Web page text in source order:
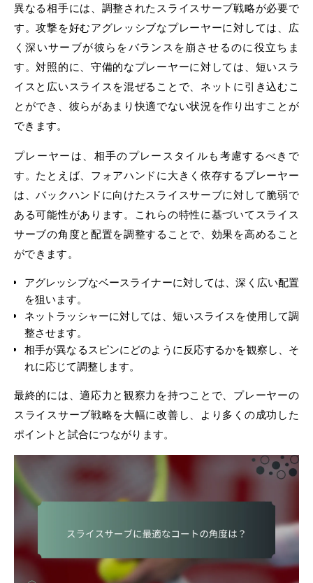
異なる相手には、調整されたスライスサーブ戦略が必要で
す。攻撃を好むアグレッシブなプレーヤーに対しては、広
く深いサーブが彼らをバランスを崩させるのに役立ちま
す。対照的に、守備的なプレーヤーに対しては、短いスラ
イスと広いスライスを混ぜることで、ネットに引き込むこ
とができ、彼らがあまり快適でない状況を作り出すことが
できます。
プレーヤーは、相手のプレースタイルも考慮するべきで
す。たとえば、フォアハンドに大きく依存するプレーヤー
は、バックハンドに向けたスライスサーブに対して脆弱で
ある可能性があります。これらの特性に基づいてスライス
サーブの角度と配置を調整することで、効果を高めること
ができます。
アグレッシブなベースライナーに対しては、深く広い配置
を狙います。
ネットラッシャーに対しては、短いスライスを使用して調
整させます。
相手が異なるスピンにどのように反応するかを観察し、そ
れに応じて調整します。
最終的には、適応力と観察力を持つことで、プレーヤーの
スライスサーブ戦略を大幅に改善し、より多くの成功した
ポイントと試合につながります。